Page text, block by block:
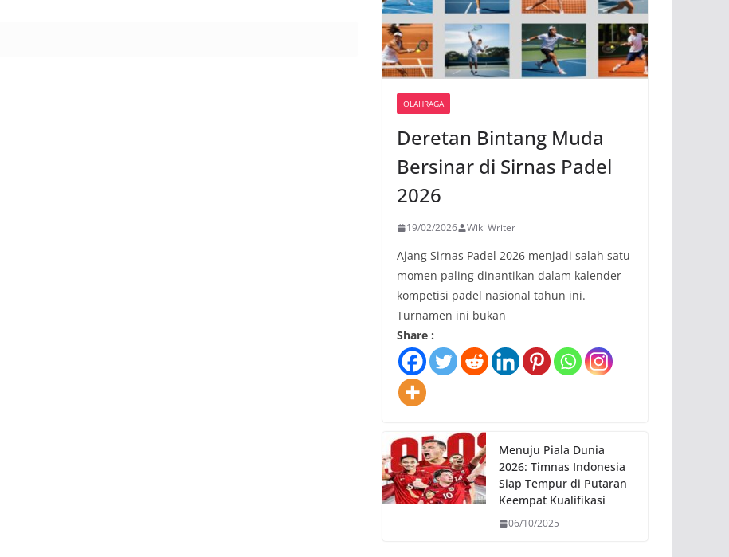
OLAHRAGA
Deretan Bintang Muda
Bersinar di Sirnas Padel
2026
19/02/2026 Wiki Writer
Ajang Sirnas Padel 2026 menjadi salah satu
momen paling dinantikan dalam kalender
kompetisi padel nasional tahun ini.
Turnamen ini bukan
Share :
Menuju Piala Dunia
2026: Timnas Indonesia
Siap Tempur di Putaran
Keempat Kualifikasi
06/10/2025